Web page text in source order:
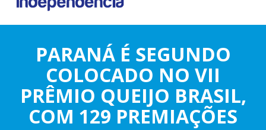
PARANÁ É SEGUNDO
COLOCADO NO VII
PRÊMIO QUEIJO BRASIL,
COM 129 PREMIAÇÕES